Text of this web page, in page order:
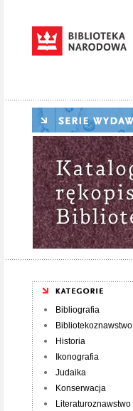
Bibliografia
Bibliotekoznawstwo
Historia
Ikonografia
Judaika
Konserwacja
Literaturoznawstwo